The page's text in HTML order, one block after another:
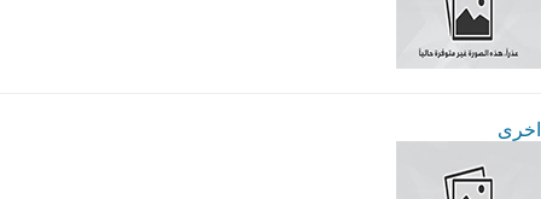
اخرى